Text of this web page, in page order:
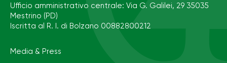
Ufficio amministrativo centrale: Via G. Galilei, 29 35035
Mestrino (PD)
Iscritta al R. I. di Bolzano 00882800212
Media & Press